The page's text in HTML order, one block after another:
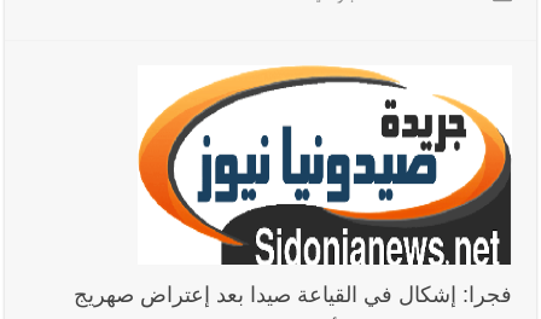
وفد المبادرة الصيداوية لرفع المظلومية زار النائب
الدكتورة غادة أيوب في منزلها
فجرا: إشكال في القياعة صيدا بعد إعتراض صهريج